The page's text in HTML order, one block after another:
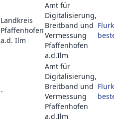
Landkreis
Pfaffenhofen
a.d. Ilm
Amt für
Digitalisierung,
Breitband und
Vermessung
Pfaffenhofen
a.d.Ilm
-
Amt für
Digitalisierung,
Breitband und
Vermessung
Pfaffenhofen
a.d.Ilm